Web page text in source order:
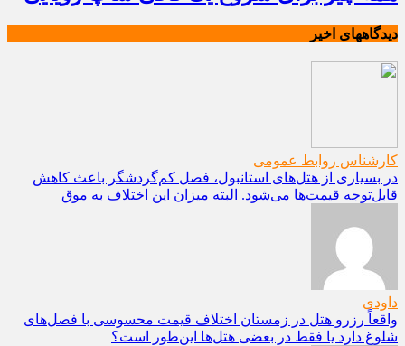
دیدگاههای اخیر
کارشناس روابط عمومی
در بسیاری از هتل‌های استانبول، فصل کم‌گردشگر باعث کاهش
قابل‌توجه قیمت‌ها می‌شود. البته میزان این اختلاف به موق
داودی
واقعاً رزرو هتل در زمستان اختلاف قیمت محسوسی با فصل‌های
شلوغ دارد یا فقط در بعضی هتل‌ها این‌طور است؟